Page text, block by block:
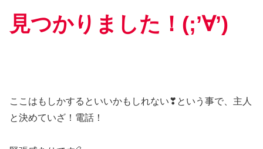
見つかりました！(;’∀’)
ここはもしかするといいかもしれない❣という事で、主人
と決めていざ！電話！